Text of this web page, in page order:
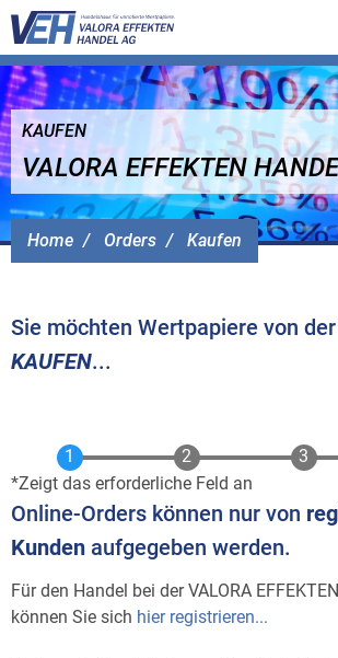
Home Orders Kaufen
KAUFEN
VALORA EFFEKTEN
Sie möchten Wertpapiere von der
KAUFEN...
Zeigt das erforderliche Feld an
Online-Orders können nur von
Kunden aufgegeben werden.
Für den Handel bei der VALORA
können Sie sich hier registrieren...